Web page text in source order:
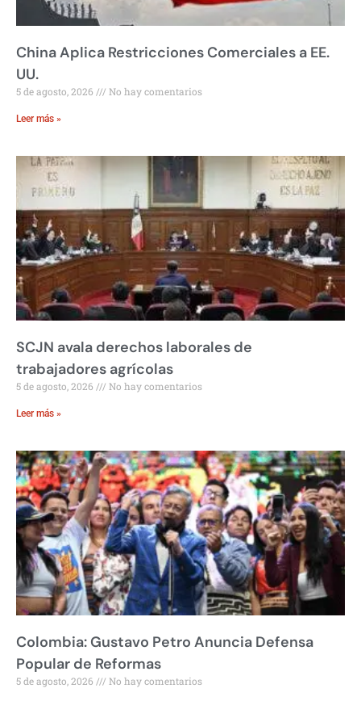
China Aplica Restricciones Comerciales a EE.
UU.
5 de agosto, 2026 No hay comentarios
Leer más »
SCJN avala derechos laborales de
trabajadores agrícolas
5 de agosto, 2026 No hay comentarios
Leer más »
Colombia: Gustavo Petro Anuncia Defensa
Popular de Reformas
5 de agosto, 2026 No hay comentarios